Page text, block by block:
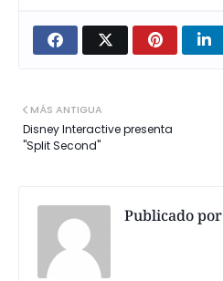
MÁS ANTIGUA
Disney Interactive presenta
"Split Second"
Publicado por